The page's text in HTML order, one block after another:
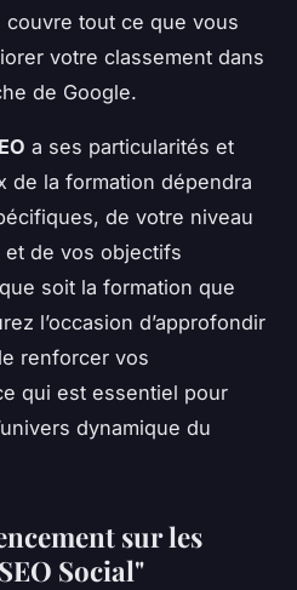
tout ce que vous
votre classement dans
de Google.
a ses particularités et
de la formation dépendra
de votre niveau
de vos objectifs
soit la formation que
l’occasion d’approfondir
renforcer vos
qui est essentiel pour
dynamique du
sur les
Social"